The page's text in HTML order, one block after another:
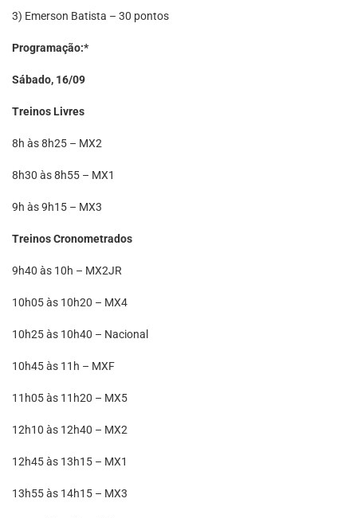
3) Emerson Batista – 30 pontos
Programação:*
Sábado, 16/09
Treinos Livres
8h às 8h25 – MX2
8h30 às 8h55 – MX1
9h às 9h15 – MX3
Treinos Cronometrados
9h40 às 10h – MX2JR
10h05 às 10h20 – MX4
10h25 às 10h40 – Nacional
10h45 às 11h – MXF
11h05 às 11h20 – MX5
12h10 às 12h40 – MX2
12h45 às 13h15 – MX1
13h55 às 14h15 – MX3